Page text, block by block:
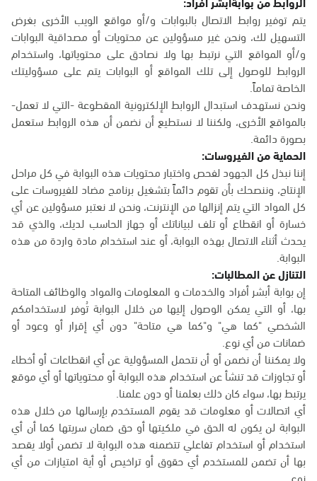
يتم توفير روابط الاتصال بالبوابات و/أو مواقع الويب الأخرى بغرض
التسهيل لك، ونحن غير مسؤولين عن محتويات أو مصداقية البوابات
و/أو المواقع التي نرتبط بها ولا نصادق على محتوياتها، واستخدام
الروابط للوصول إلى تلك المواقع أو البوابات يتم على مسؤوليتك
الخاصة تماماً.
ونحن نستهدف استبدال الروابط الإلكترونية المقطوعة -التي لا تعمل-
بالمواقع الأخرى، ولكننا لا نستطيع أن نضمن أن هذه الروابط ستعمل
بصورة دائمة.
الحماية من الفيروسات:
إننا نبذل كل الجهود لفحص واختبار محتويات هذه البوابة في كل مراحل
الإنتاج، وننصحك بأن تقوم دائماً بتشغيل برنامج مضاد للفيروسات على
كل المواد التي يتم إنزالها من الإنترنت، ونحن لا نعتبر مسؤولين عن أي
خسارة أو انقطاع أو تلف لبياناتك أو جهاز الحاسب لديك، والذي قد
يحدث أثناء الاتصال بهذه البوابة، أو عند استخدام مادة واردة من هذه
البوابة.
التنازل عن المطالبات:
إن بوابة أبشر أفراد والخدمات و المعلومات والمواد والوظائف المتاحة
بها، أو التي يمكن الوصول إليها من خلال البوابة تُوفر لاستخدامكم
الشخصي "كما هي" و"كما هي متاحة" دون أي إقرار أو وعود أو
ضمانات من أي نوع.
ولا يمكننا أن نضمن أو أن نتحمل المسؤولية عن أي انقطاعات أو أخطاء
أو تجاوزات قد تنشأ عن استخدام هذه البوابة أو محتوياتها أو أي موقع
يرتبط بها، سواء كان ذلك بعلمنا أو دون علمنا.
أي اتصالات أو معلومات قد يقوم المستخدم بإرسالها من خلال هذه
البوابة لن يكون له الحق في ملكيتها أو حق ضمان سريتها كما أن أي
استخدام أو استخدام تفاعلي تتضمنه هذه البوابة لا تضمن أولا يقصد
بها أن تضمن للمستخدم أي حقوق أو تراخيص أو أية امتيازات من أي
نوع.